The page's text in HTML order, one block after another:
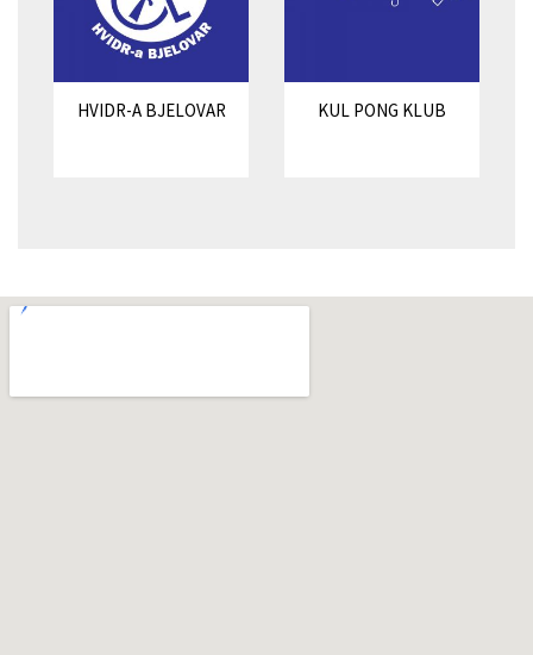
HVIDR-A BJELOVAR KUL PONG KLUB